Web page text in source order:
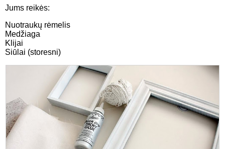
Jums reikės:
Nuotraukų rėmelis
Medžiaga
Klijai
Siūlai (storesni)